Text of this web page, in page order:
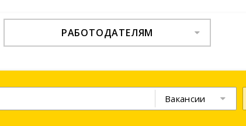
РАБОТОДАТЕЛЯМ
Вакансии